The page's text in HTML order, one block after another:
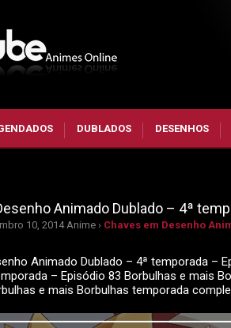
DUBLADOS DESENHOS
Animado Dublado – 4ª
10, 2014 Anime › Chaves em Desenho
Animado Dublado – 4ª temporada –
– Episódio 83 Borbulhas e mais
e mais Borbulhas temporada